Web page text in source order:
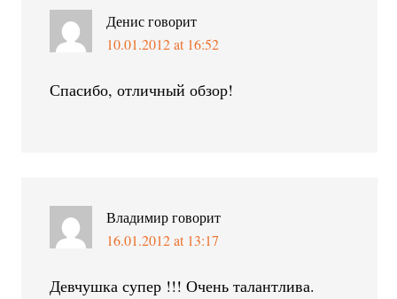
Денис говорит
10.01.2012 at 16:52
Спасибо, отличный обзор!
Владимир говорит
16.01.2012 at 13:17
Девчушка супер !!! Очень талантлива.